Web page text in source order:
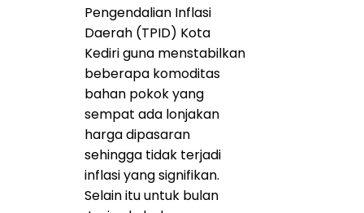
Pengendalian Inflasi
Daerah (TPID) Kota
Kediri guna menstabilkan
beberapa komoditas
bahan pokok yang
sempat ada lonjakan
harga dipasaran
sehingga tidak terjadi
inflasi yang signifikan.
Selain itu untuk bulan